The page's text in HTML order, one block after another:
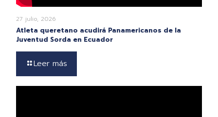
27 julio, 2026
Atleta queretano acudirá Panamericanos de la
Juventud Sorda en Ecuador
Leer más